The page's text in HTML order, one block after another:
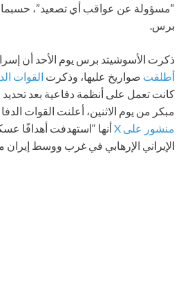
“مسؤولة عن عواقب أي تصعيد”، حسبما
برس.
ذكرت الأسوشيتد برس يوم الأحد أن
أطلقت صواريخ عليها، وذكرت القوات
كانت تعمل على أنظمة دفاعية بعد
مبكر من يوم الاثنين، أعلنت القوات
منشور على X
أنها “استهدفت أهدافًا
الإيراني الإرهابي في غرب ووسط إيران